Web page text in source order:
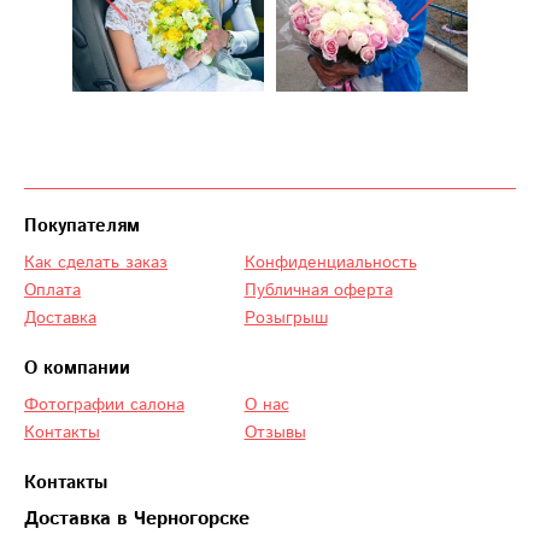
Контакты
Доставка в Черногорске
Покупателям
Как сделать заказ
Оплата
Доставка
Конфиденциальность
Публичная оферта
Розыгрыш
О компании
Фотографии салона
Контакты
О нас
Отзывы